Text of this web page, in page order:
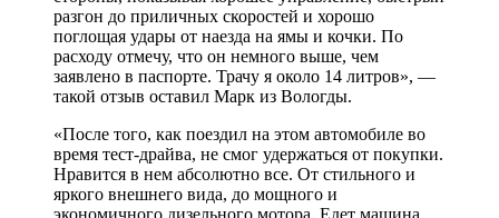
разгон до приличных скоростей и хорошо
поглощая удары от наезда на ямы и кочки. По
расходу отмечу, что он немного выше, чем
заявлено в паспорте. Трачу я около 14 литров», —
такой отзыв оставил Марк из Вологды.
«После того, как поездил на этом автомобиле во
время тест-драйва, не смог удержаться от покупки.
Нравится в нем абсолютно все. От стильного и
яркого внешнего вида, до мощного и